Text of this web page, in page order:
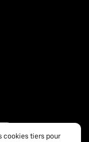
cookies tiers pour